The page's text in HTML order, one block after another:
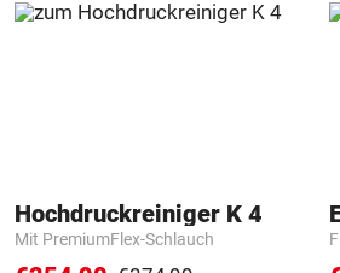
Hochdruckreiniger K 4
Mit PremiumFlex-Schlauch